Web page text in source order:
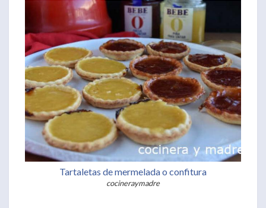
Tartaletas de mermelada o confitura
cocineraymadre